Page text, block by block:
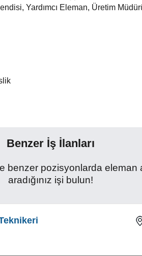
Yardımcı Eleman, Üretim
Benzer İş İlanları
benzer pozisyonlarda eleman
aradığınız işi bulun!